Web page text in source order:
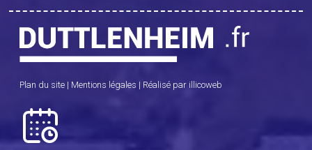
Plan du site | Mentions légales | Réalisé par illicoweb